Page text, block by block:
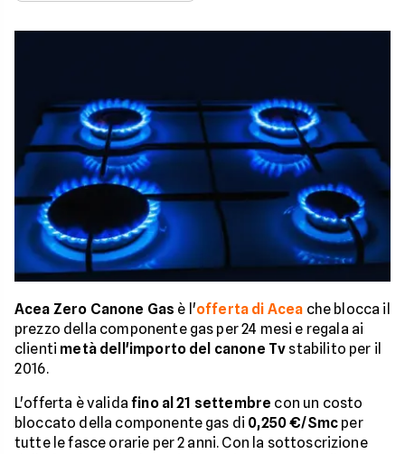
Acea Zero Canone Gas è l'offerta di Acea che blocca il
prezzo della componente gas per 24 mesi e regala ai
clienti metà dell'importo del canone Tv stabilito per il
2016.
L'offerta è validafino al 21 settembre con un costo
bloccato della componente gas di 0,250 €/Smc per
tutte le fasce orarie per 2 anni. Con la sottoscrizione